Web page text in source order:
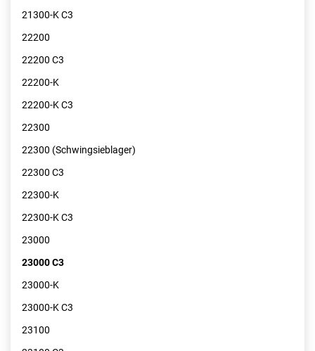
21300-K C3
22200
22200 C3
22200-K
22200-K C3
22300
22300 (Schwingsieblager)
22300 C3
22300-K
22300-K C3
23000
23000 C3
23000-K
23000-K C3
23100